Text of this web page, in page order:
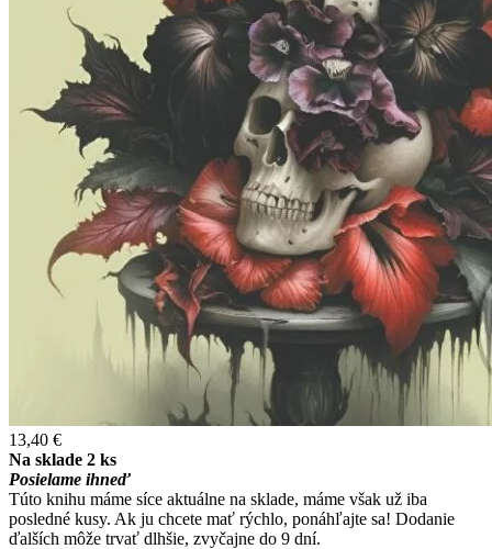
13,40 €
Na sklade 2 ks
Posielame ihneď
Túto knihu máme síce aktuálne na sklade, máme však už iba
posledné kusy. Ak ju chcete mať rýchlo, ponáhľajte sa! Dodanie
ďalších môže trvať dlhšie, zvyčajne do 9 dní.